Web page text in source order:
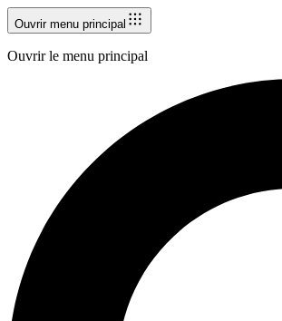
Ouvrir menu principal
Ouvrir le menu principal